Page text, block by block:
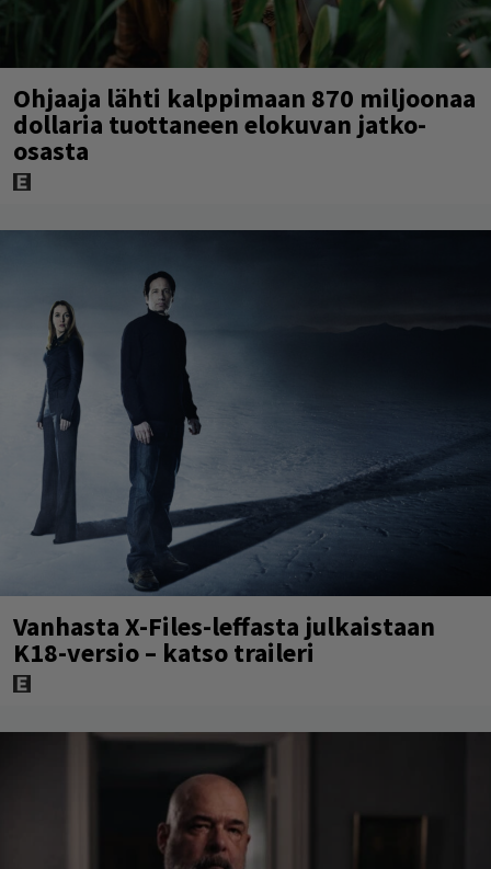
Ohjaaja lähti kalppimaan 870 miljoonaa
dollaria tuottaneen elokuvan jatko-
osasta
Vanhasta X-Files-leffasta julkaistaan
K18-versio – katso traileri